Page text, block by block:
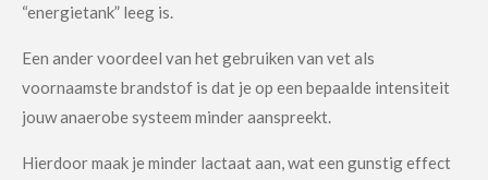
“energietank” leeg is.
Een ander voordeel van het gebruiken van vet als
voornaamste brandstof is dat je op een bepaalde intensiteit
jouw anaerobe systeem minder aanspreekt.
Hierdoor maak je minder lactaat aan, wat een gunstig effect